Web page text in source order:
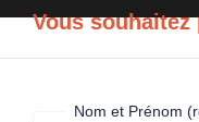
Vous souhaitez
Nom et Prénom